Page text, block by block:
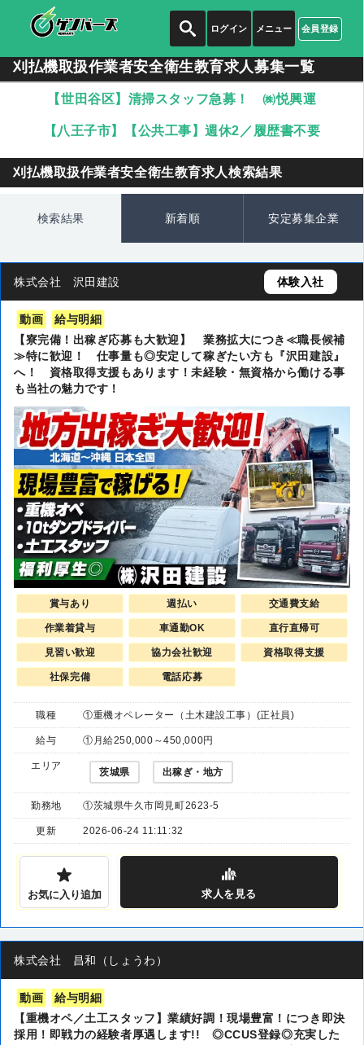
ログイン 会員登録
メニュー
刈払機取扱作業者安全衛生教育求人募集一覧
【世田谷区】清掃スタッフ急募！ ㈱悦興運
【八王子市】【公共工事】週休2／履歴書不要
刈払機取扱作業者安全衛生教育求人検索結果
検索結果 新着順 安定募集企業
株式会社 沢田建設 体験入社
動画
給与明細
【寮完備！出稼ぎ応募も大歓迎】 業務拡大につき≪職長候補
≫特に歓迎！ 仕事量も◎安定して稼ぎたい方も『沢田建設』
へ！ 資格取得支援もあります！未経験・無資格から働ける事
も当社の魅力です！
賞与あり 週払い 交通費支給
作業着貸与 車通勤OK 直行直帰可
見習い歓迎 協力会社歓迎 資格取得支援
社保完備 電話応募
職種 ①重機オペレーター（土木建設工事）(正社員)
給与 ①月給250,000～450,000円
エリア
茨城県 出稼ぎ・地方
勤務地 ①茨城県牛久市岡見町2623-5
更新 2026-06-24 11:11:32
お気に入り追加 求人 を見る
株式会社 昌和（しょうわ）
動画
給与明細
【重機オペ／土工スタッフ】業績好調！現場豊富！につき即決
採用！即戦力の経験者厚遇します!! ◎CCUS登録◎充実した